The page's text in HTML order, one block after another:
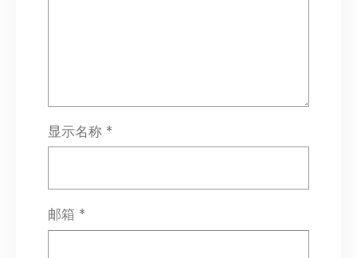
显示名称 *
邮箱 *